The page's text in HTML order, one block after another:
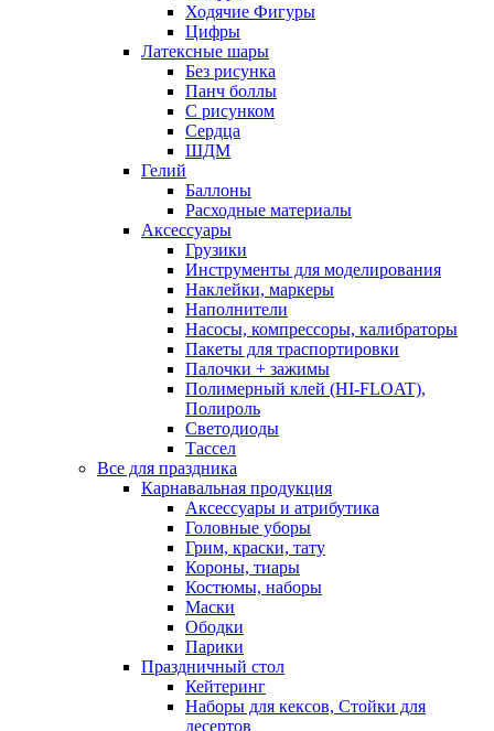
Ходячие Фигуры
Цифры
Латексные шары
Без рисунка
Панч боллы
С рисунком
Сердца
ШДМ
Гелий
Баллоны
Расходные материалы
Аксессуары
Грузики
Инструменты для моделирования
Наклейки, маркеры
Наполнители
Насосы, компрессоры, калибраторы
Пакеты для траспортировки
Палочки + зажимы
Полимерный клей (HI-FLOAT),
Полироль
Светодиоды
Тассел
Все для праздника
Карнавальная продукция
Аксессуары и атрибутика
Головные уборы
Грим, краски, тату
Короны, тиары
Костюмы, наборы
Маски
Ободки
Парики
Праздничный стол
Кейтеринг
Наборы для кексов, Стойки для
десертов